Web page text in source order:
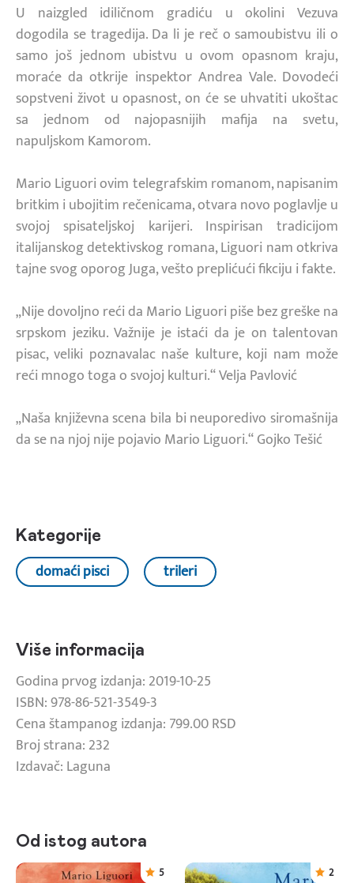
U naizgled idiličnom gradiću u okolini Vezuva
dogodila se tragedija. Da li je reč o samoubistvu ili o
samo još jednom ubistvu u ovom opasnom kraju,
moraće da otkrije inspektor Andrea Vale. Dovodeći
sopstveni život u opasnost, on će se uhvatiti ukoštac
sa jednom od najopasnijih mafija na svetu,
napuljskom Kamorom.
Mario Liguori ovim telegrafskim romanom, napisanim
britkim i ubojitim rečenicama, otvara novo poglavlje u
svojoj spisateljskoj karijeri. Inspirisan tradicijom
italijanskog detektivskog romana, Liguori nam otkriva
tajne svog oporog Juga, vešto preplićući fikciju i fakte.
„Nije dovoljno reći da Mario Liguori piše bez greške na
srpskom jeziku. Važnije je istaći da je on talentovan
pisac, veliki poznavalac naše kulture, koji nam može
reći mnogo toga o svojoj kulturi.“ Velja Pavlović
„Naša književna scena bila bi neuporedivo siromašnija
da se na njoj nije pojavio Mario Liguori.“ Gojko Tešić
Kategorije
domaći pisci trileri
Više informacija
Godina prvog izdanja: 2019-10-25
ISBN: 978-86-521-3549-3
Cena štampanog izdanja: 799.00 RSD
Broj strana: 232
Izdavač: Laguna
Od istog autora
5
2